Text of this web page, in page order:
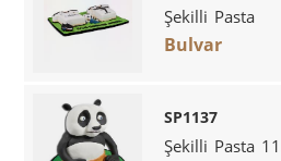
Şekilli Pasta
Bulvar
SP1137
Şekilli Pasta